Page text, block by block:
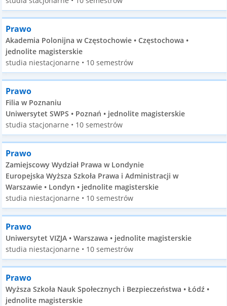
Prawo
Akademia Polonijna w Częstochowie • Częstochowa •
jednolite magisterskie
studia niestacjonarne • 10 semestrów
Prawo
Filia w Poznaniu
Uniwersytet SWPS • Poznań • jednolite magisterskie
studia stacjonarne • 10 semestrów
Prawo
Zamiejscowy Wydział Prawa w Londynie
Europejska Wyższa Szkoła Prawa i Administracji w
Warszawie • Londyn • jednolite magisterskie
studia niestacjonarne • 10 semestrów
Prawo
Uniwersytet VIZJA • Warszawa • jednolite magisterskie
studia niestacjonarne • 10 semestrów
Prawo
Wyższa Szkoła Nauk Społecznych i Bezpieczeństwa • Łódź •
jednolite magisterskie